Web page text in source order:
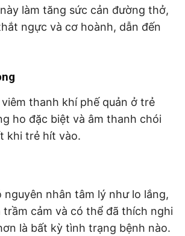
làm tăng sức cản đường thở,
ngực và cơ hoành, dẫn đến
thanh khí phế quản ở trẻ
ho đặc biệt và âm thanh chói
khi trẻ hít vào.
nguyên nhân tâm lý như lo lắng,
trầm cảm và có thể đã thích nghi
là bất kỳ tình trạng bệnh nào.